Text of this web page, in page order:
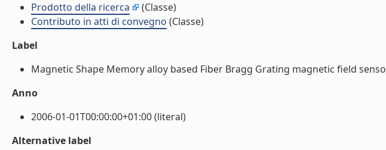
Prodotto della ricerca
(Classe)
Contributo in atti di convegno (Classe)
Label
Magnetic Shape Memory alloy based Fiber Bragg Grating magnetic field
Anno
2006-01-01T00:00:00+01:00 (literal)
Alternative label